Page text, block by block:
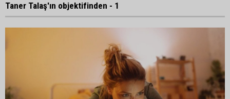
Taner Talaş'ın objektifinden - 1